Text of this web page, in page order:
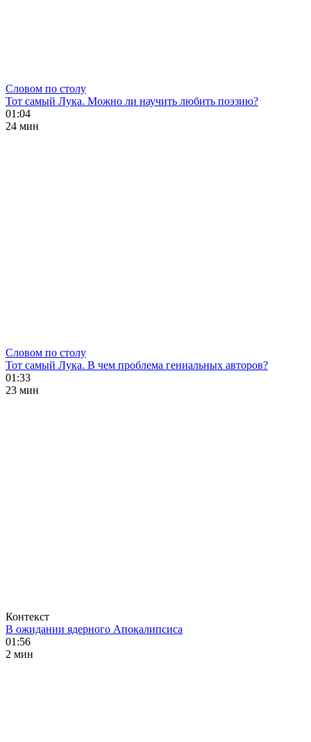
Словом по столу
Тот самый Лука. Можно ли научить любить поэзию?
01:04
24 мин
Словом по столу
Тот самый Лука. В чем проблема гениальных авторов?
01:33
23 мин
Контекст
В ожидании ядерного Апокалипсиса
01:56
2 мин